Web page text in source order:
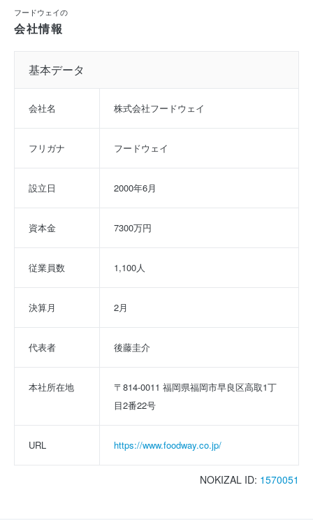
フードウェイの
会社情報
基本データ
会社名 株式会社フードウェイ
フリガナ フードウェイ
設立日 2000年6月
資本金 7300万円
従業員数 1,100人
決算月 2月
代表者 後藤圭介
本社所在地
〒814-0011 福岡県福岡市早良区高取1丁
目2番22号
URL https://www.foodway.co.jp/
NOKIZAL ID: 1570051